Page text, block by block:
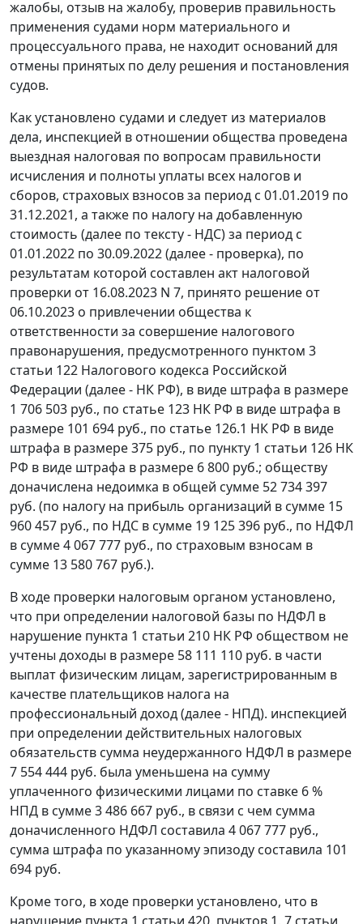
жалобы, отзыв на жалобу, проверив правильность
применения судами норм материального и
процессуального права, не находит оснований для
отмены принятых по делу решения и постановления
судов.
Как установлено судами и следует из материалов
дела, инспекцией в отношении общества проведена
выездная налоговая по вопросам правильности
исчисления и полноты уплаты всех налогов и
сборов, страховых взносов за период с 01.01.2019 по
31.12.2021, а также по налогу на добавленную
стоимость (далее по тексту - НДС) за период с
01.01.2022 по 30.09.2022 (далее - проверка), по
результатам которой составлен акт налоговой
проверки от 16.08.2023 N 7, принято решение от
06.10.2023 о привлечении общества к
ответственности за совершение налогового
правонарушения, предусмотренного пунктом 3
статьи 122 Налогового кодекса Российской
Федерации (далее - НК РФ), в виде штрафа в размере
1 706 503 руб., по статье 123 НК РФ в виде штрафа в
размере 101 694 руб., по статье 126.1 НК РФ в виде
штрафа в размере 375 руб., по пункту 1 статьи 126 НК
РФ в виде штрафа в размере 6 800 руб.; обществу
доначислена недоимка в общей сумме 52 734 397
руб. (по налогу на прибыль организаций в сумме 15
960 457 руб., по НДС в сумме 19 125 396 руб., по НДФЛ
в сумме 4 067 777 руб., по страховым взносам в
сумме 13 580 767 руб.).
В ходе проверки налоговым органом установлено,
что при определении налоговой базы по НДФЛ в
нарушение пункта 1 статьи 210 НК РФ обществом не
учтены доходы в размере 58 111 110 руб. в части
выплат физическим лицам, зарегистрированным в
качестве плательщиков налога на
профессиональный доход (далее - НПД). инспекцией
при определении действительных налоговых
обязательств сумма неудержанного НДФЛ в размере
7 554 444 руб. была уменьшена на сумму
уплаченного физическими лицами по ставке 6 %
НПД в сумме 3 486 667 руб., в связи с чем сумма
доначисленного НДФЛ составила 4 067 777 руб.,
сумма штрафа по указанному эпизоду составила 101
694 руб.
Кроме того, в ходе проверки установлено, что в